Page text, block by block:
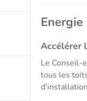
Energie
Accélérer
Le Conseil-
tous les